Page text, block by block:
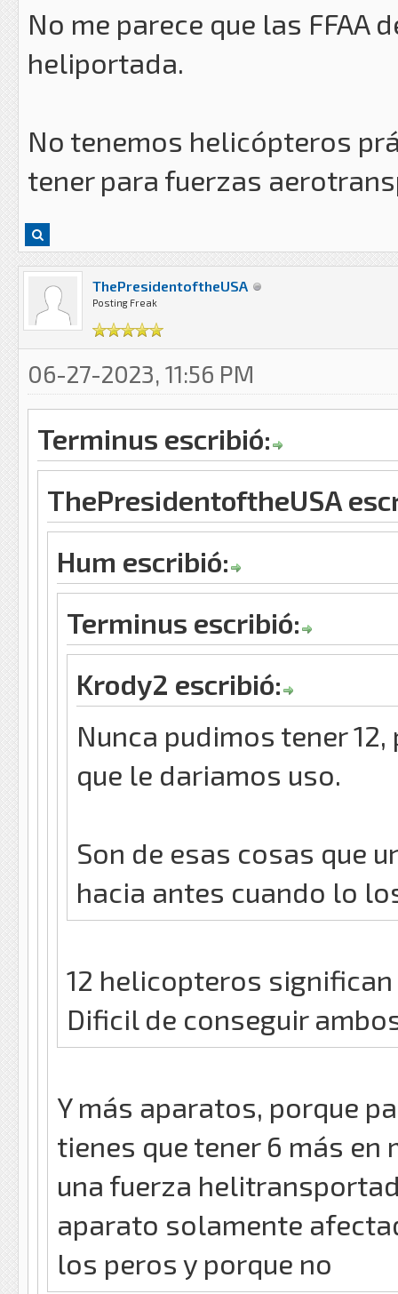
No me parece que las FFAA
heliportada.
No tenemos helicópteros
tener para fuerzas
ThePresidentoftheUSA
Posting Freak
06-27-2023, 11:56 PM
Terminus escribió:
ThePresidentoftheUSA
Hum escribió:
Terminus escribió:
Krody2 escribió:
Nunca pudimos tener
que le dariamos uso.
Son de esas cosas que
hacia antes cuando lo
12 helicopteros
Dificil de conseguir
Y más aparatos, porque
tienes que tener 6 más
una fuerza
aparato solamente
los peros y porque no